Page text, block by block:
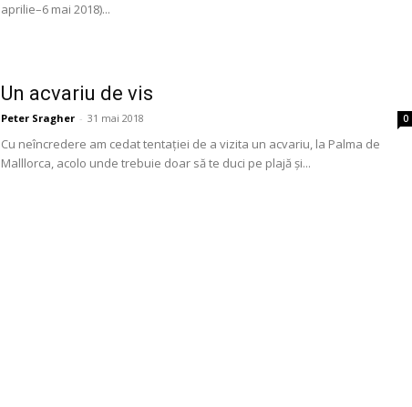
aprilie–6 mai 2018)...
Un acvariu de vis
Peter Sragher - 31 mai 2018 0
Cu neîncredere am cedat tentației de a vizita un acvariu, la Palma de
Malllorca, acolo unde trebuie doar să te duci pe plajă și...